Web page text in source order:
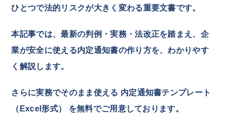
ひとつで法的リスクが大きく変わる重要文書です。
本記事では、最新の判例・実務・法改正を踏まえ、企
業が安全に使える内定通知書の作り方を、わかりやす
く解説します。
さらに実務でそのまま使える 内定通知書テンプレート
（Excel形式） を無料でご用意しております。